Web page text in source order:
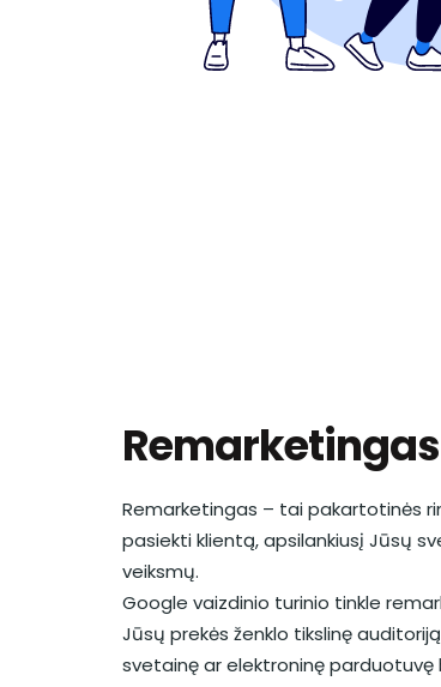
Remarketingas
Remarketingas – tai pakartotinės
pasiekti klientą, apsilankiusį Jūsų
veiksmų.
Google vaizdinio turinio tinkle
Jūsų prekės ženklo tikslinę
svetainę ar elektroninę